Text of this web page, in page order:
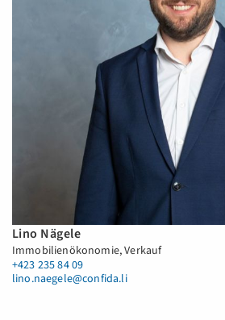
Lino Nägele
Immobilienökonomie, Verkauf
+423 235 84 09
lino.naegele@confida.li